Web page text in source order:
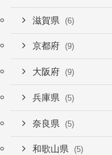
滋賀県 (6)
京都府 (9)
大阪府 (9)
兵庫県 (5)
奈良県 (5)
和歌山県 (5)